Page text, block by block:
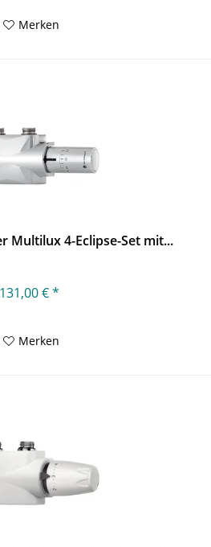
Merken
Multilux 4-Eclipse-Set mit...
131,00 € *
Merken